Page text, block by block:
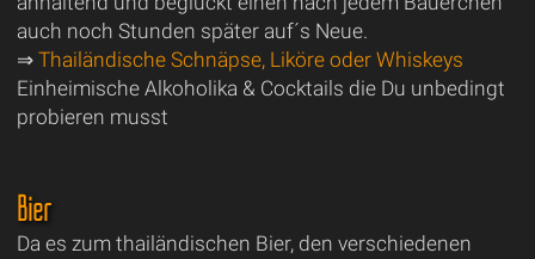
auch noch Stunden später auf´s Neue.
⇒ Thailändische Schnäpse, Liköre oder Whiskeys
Einheimische Alkoholika & Cocktails die Du unbedingt
probieren musst
Bier
Da es zum thailändischen Bier, den verschiedenen